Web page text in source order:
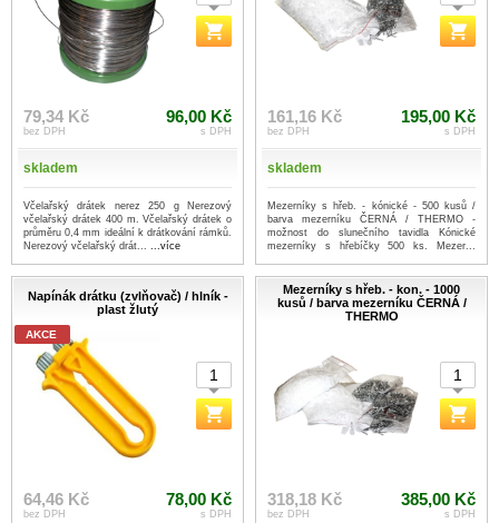
79,34 Kč
bez DPH
96,00 Kč
s DPH
skladem
Včelařský drátek nerez 250 g Nerezový
včelařský drátek 400 m. Včelařský drátek o
průměru 0,4 mm ideální k drátkování rámků.
Nerezový včelařský drát... ...více
161,16 Kč
bez DPH
195,00 Kč
s DPH
skladem
Mezerníky s hřeb. - kónické - 500 kusů /
barva mezerníku ČERNÁ / THERMO -
možnost do slunečního tavidla Kónické
mezerníky s hřebíčky 500 ks. Mezer...
Napínák drátku (zvlňovač) / hlník -
plast žlutý
AKCE
64,46 Kč
bez DPH
78,00 Kč
s DPH
Mezerníky s hřeb. - kon. - 1000
kusů / barva mezerníku ČERNÁ /
THERMO
318,18 Kč
bez DPH
385,00 Kč
s DPH